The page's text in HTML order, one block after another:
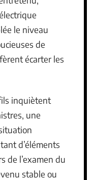
le niveau
de
écarter les
inquiètent
une
d’éléments
de l’examen du
stable ou